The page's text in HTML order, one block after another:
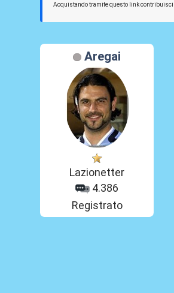
Acquistando tramite questo link
Aregai
Lazionetter
4.386
Registrato